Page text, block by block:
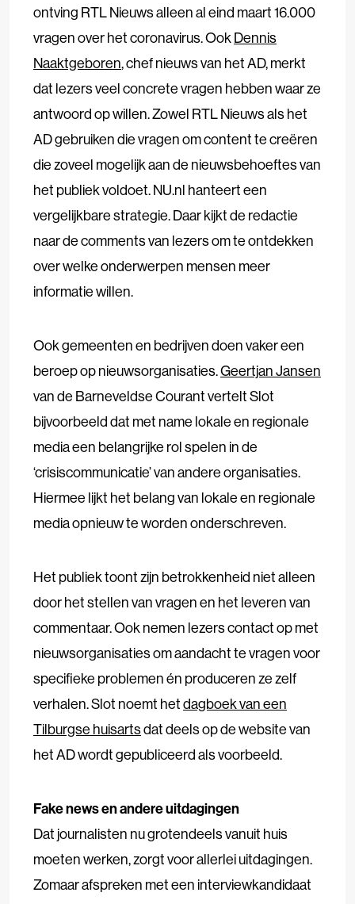
ontving RTL Nieuws alleen al eind maart 16.000
vragen over het coronavirus. OokDennis
Naaktgeboren, chef nieuws van het AD, merkt
dat lezers veel concrete vragen hebben waar ze
antwoord op willen. Zowel RTL Nieuws als het
AD gebruiken die vragen om content te creëren
die zoveel mogelijk aan de nieuwsbehoeftes van
het publiek voldoet. NU.nl hanteert een
vergelijkbare strategie. Daar kijkt de redactie
naar de comments van lezers om te ontdekken
over welke onderwerpen mensen meer
informatie willen.
Ook gemeenten en bedrijven doen vaker een
beroep op nieuwsorganisaties.Geertjan Jansen
van de Barneveldse Courant vertelt Slot
bijvoorbeeld dat met name lokale en regionale
media een belangrijke rol spelen in de
‘crisiscommunicatie’ van andere organisaties.
Hiermee lijkt het belang van lokale en regionale
media opnieuw te worden onderschreven.
Het publiek toont zijn betrokkenheid niet alleen
door het stellen van vragen en het leveren van
commentaar. Ook nemen lezers contact op met
nieuwsorganisaties om aandacht te vragen voor
specifieke problemen én produceren ze zelf
verhalen. Slot noemt hetdagboek van een
Tilburgse huisartsdat deels op de website van
het AD wordt gepubliceerd als voorbeeld.
Fake news en andere uitdagingen
Dat journalisten nu grotendeels vanuit huis
moeten werken, zorgt voor allerlei uitdagingen.
Zomaar afspreken met een interviewkandidaat